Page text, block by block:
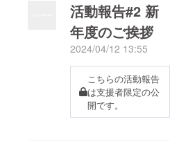
活動報告#2 新
年度のご挨拶
2024/04/12 13:55
こちらの活動報告
は支援者限定の公
開です。